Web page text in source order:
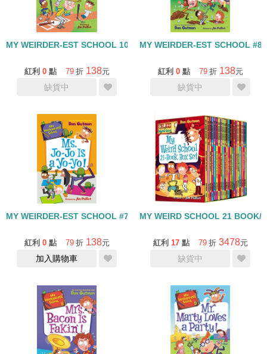
MY WEIRDER-EST SCHOOL 10: MR OTT IS A CRACKPOT
紅利 0 點 79 折 138元
缺貨中
MY WEIRDER-EST SCHOOL
紅利 0 點 79 折 138元
缺貨中
MY WEIRDER-EST SCHOOL #7: MS.JO-JO IS A YO-YO!
紅利 0 點 79 折 138元
加入購物車
MY WEIRD SCHOOL 21 BOOK/
紅利 17 點 79 折 3478元
缺貨中